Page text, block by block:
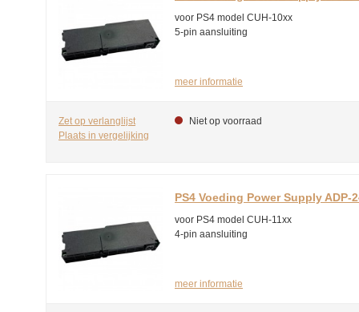
voor PS4 model CUH-10xx
5-pin aansluiting
meer informatie
Zet op verlanglijst
Plaats in vergelijking
Niet op voorraad
PS4 Voeding Power Supply ADP-
voor PS4 model CUH-11xx
4-pin aansluiting
meer informatie